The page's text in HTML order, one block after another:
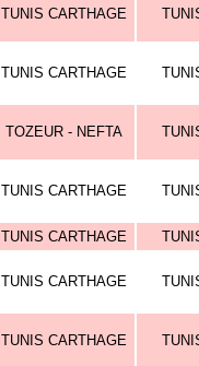
TUNIS CARTHAGE
TUNIS CARTHAGE
TOZEUR - NEFTA
TUNIS CARTHAGE
TUNIS CARTHAGE
TUNIS CARTHAGE
TUNIS CARTHAGE